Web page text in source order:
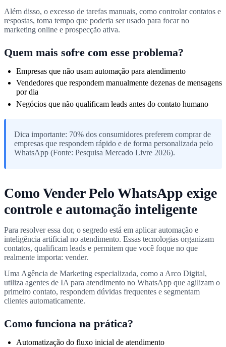
Além disso, o excesso de tarefas manuais, como controlar contatos e
respostas, toma tempo que poderia ser usado para focar no
marketing online e prospecção ativa.
Quem mais sofre com esse problema?
Empresas que não usam automação para atendimento
Vendedores que respondem manualmente dezenas de mensagens
por dia
Negócios que não qualificam leads antes do contato humano
Dica importante: 70% dos consumidores preferem comprar de
empresas que respondem rápido e de forma personalizada pelo
WhatsApp (Fonte: Pesquisa Mercado Livre 2026).
Como Vender Pelo WhatsApp exige
controle e automação inteligente
Para resolver essa dor, o segredo está em aplicar automação e
inteligência artificial no atendimento. Essas tecnologias organizam
contatos, qualificam leads e permitem que você foque no que
realmente importa: vender.
Uma Agência de Marketing especializada, como a Arco Digital,
utiliza agentes de IA para atendimento no WhatsApp que agilizam o
primeiro contato, respondem dúvidas frequentes e segmentam
clientes automaticamente.
Como funciona na prática?
Automatização do fluxo inicial de atendimento